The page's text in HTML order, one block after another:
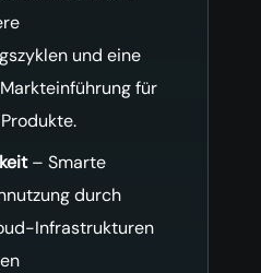
und eine
für
– Smarte
durch
Infrastrukturen